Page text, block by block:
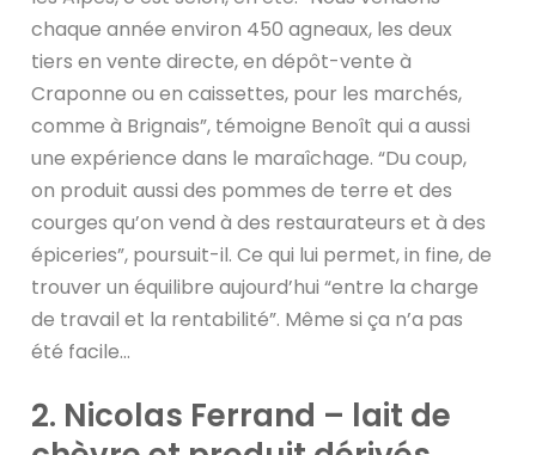
chaque année environ 450 agneaux, les deux
tiers en vente directe, en dépôt-vente à
Craponne ou en caissettes, pour les marchés,
comme à Brignais”, témoigne Benoît qui a aussi
une expérience dans le maraîchage. “Du coup,
on produit aussi des pommes de terre et des
courges qu’on vend à des restaurateurs et à des
épiceries”, poursuit-il. Ce qui lui permet, in fine, de
trouver un équilibre aujourd’hui “entre la charge
de travail et la rentabilité”. Même si ça n’a pas
été facile…
2. Nicolas Ferrand – lait de